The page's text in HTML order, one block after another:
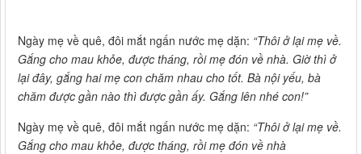
Ngày mẹ về quê, đôi mắt ngấn nước mẹ dặn: “Thôi ở lại mẹ về.
Gắng cho mau khỏe, được tháng, rồi mẹ đón về nhà. Giờ thì ở
lại đây, gắng hai mẹ con chăm nhau cho tốt. Bà nội yếu, bà
chăm được gần nào thì được gần ấy. Gắng lên nhé con!”
Ngày mẹ về quê, đôi mắt ngấn nước mẹ dặn: “Thôi ở lại mẹ về.
Gắng cho mau khỏe, được tháng, rồi mẹ đón về nhà